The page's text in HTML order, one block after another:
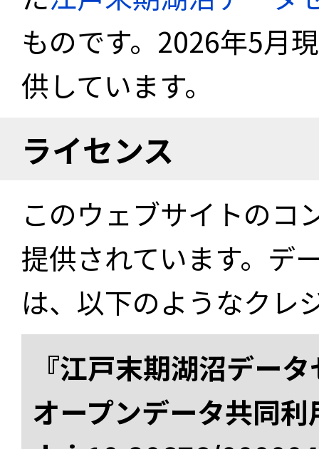
ものです。2026年5月
供しています。
ライセンス
このウェブサイトのコ
提供されています。デ
は、以下のようなクレ
『江戸末期湖沼デー
オープンデータ共同